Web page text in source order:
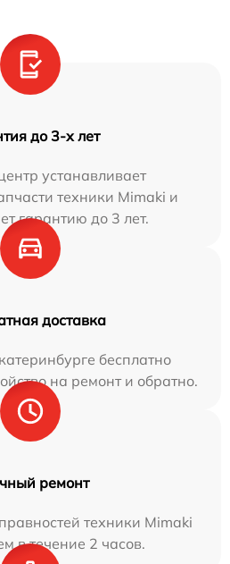
до 3-х лет
устанавливает
техники Mimaki и
гарантию до 3 лет.
доставка
бесплатно
на ремонт и обратно.
ремонт
техники Mimaki
в течение 2 часов.